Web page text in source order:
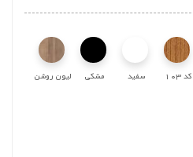
کد 103 سفید مشکی لیون روشن